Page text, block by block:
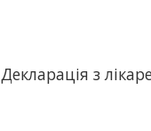
Декларація з